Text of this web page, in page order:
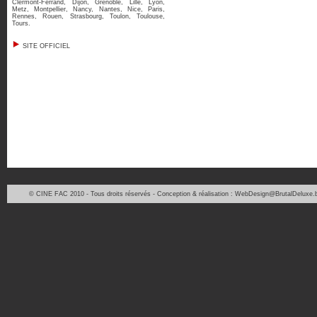
Clermont-Ferrand, Dijon, Grenoble, Lille, Lyon,
Metz, Montpellier, Nancy, Nantes, Nice, Paris,
Rennes, Rouen, Strasbourg, Toulon, Toulouse,
Tours.
SITE OFFICIEL
© CINE FAC 2010 - Tous droits réservés - Conception & réalisation :